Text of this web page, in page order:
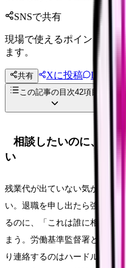
SNSで共有
現場で使えるポイントを
ます。
共有 Xに投稿 LINE
この記事の目次42項目
相談したいのに、ど
い
残業代が出ていない気がする
い。退職を申し出たら強く引
るのに、「これは誰に相談す
まう。労働基準監督署という
り連絡するのはハードルが高